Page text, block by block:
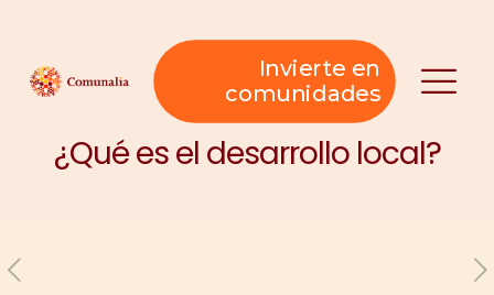
Invierte en
comunidades
¿Qué es el desarrollo local?